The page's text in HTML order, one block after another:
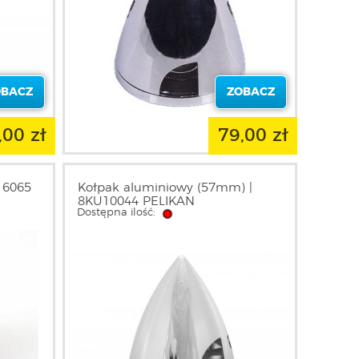
zł
ZOBACZ
79,00 zł
Kołpak aluminiowy (57mm) |
8KU10044 PELIKAN
Dostępna ilość: